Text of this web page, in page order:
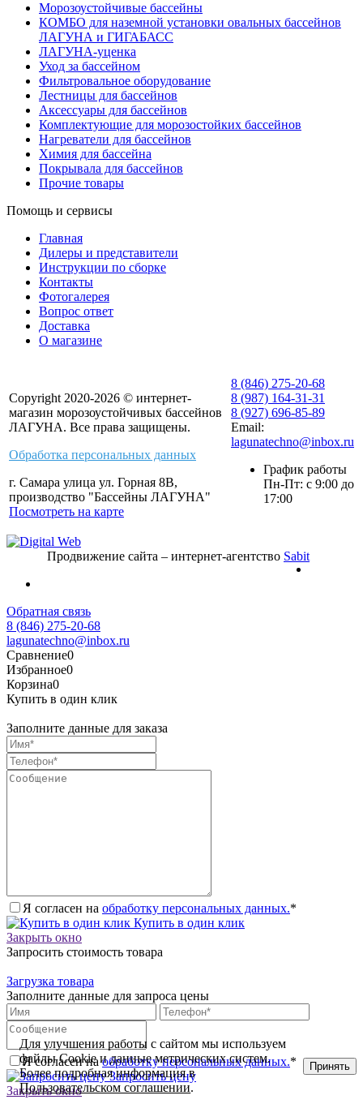
Морозоустойчивые бассейны
КОМБО для наземной установки овальных бассейнов
ЛАГУНА и ГИГАБАСС
ЛАГУНА-уценка
Уход за бассейном
Фильтровальное оборудование
Лестницы для бассейнов
Аксессуары для бассейнов
Комплектующие для морозостойких бассейнов
Нагреватели для бассейнов
Химия для бассейна
Покрывала для бассейнов
Прочие товары
Помощь и сервисы
Главная
Дилеры и представители
Инструкции по сборке
Контакты
Фотогалерея
Вопрос ответ
Доставка
О магазине
Copyright 2020-2026 © интернет-
магазин морозоустойчивых бассейнов
ЛАГУНА. Все права защищены.
Обработка персональных данных
г. Самара улица ул. Горная 8В,
производство "Бассейны ЛАГУНА"
Посмотреть на карте
8 (846) 275-20-68
8 (987) 164-31-31
8 (927) 696-85-89
Email:
lagunatechno@inbox.ru
График работы
Пн-Пт: с 9:00 до
17:00
Продвижение сайта – интернет-агентство Sabit
Обратная связь
8 (846) 275-20-68
lagunatechno@inbox.ru
Сравнение0
Избранное0
Корзина0
Купить в один клик
Заполните данные для заказа
Я согласен на обработку персональных данных.*
Купить в один клик
Закрыть окно
Запросить стоимость товара
Загрузка товара
Заполните данные для запроса цены
Я согласен наобработку персональных данных.*
Запросить цену
Закрыть окно
Для улучшения работы с сайтом мы используем
файлы Cookie и данные метрических систем.
Более подробная информация в
Пользовательском соглашении.
Принять